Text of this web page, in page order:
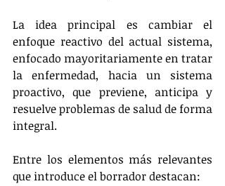
La idea principal es cambiar el
enfoque reactivo del actual sistema,
enfocado mayoritariamente en tratar
la enfermedad, hacia un sistema
proactivo, que previene, anticipa y
resuelve problemas de salud de forma
integral.
Entre los elementos más relevantes
que introduce el borrador destacan: